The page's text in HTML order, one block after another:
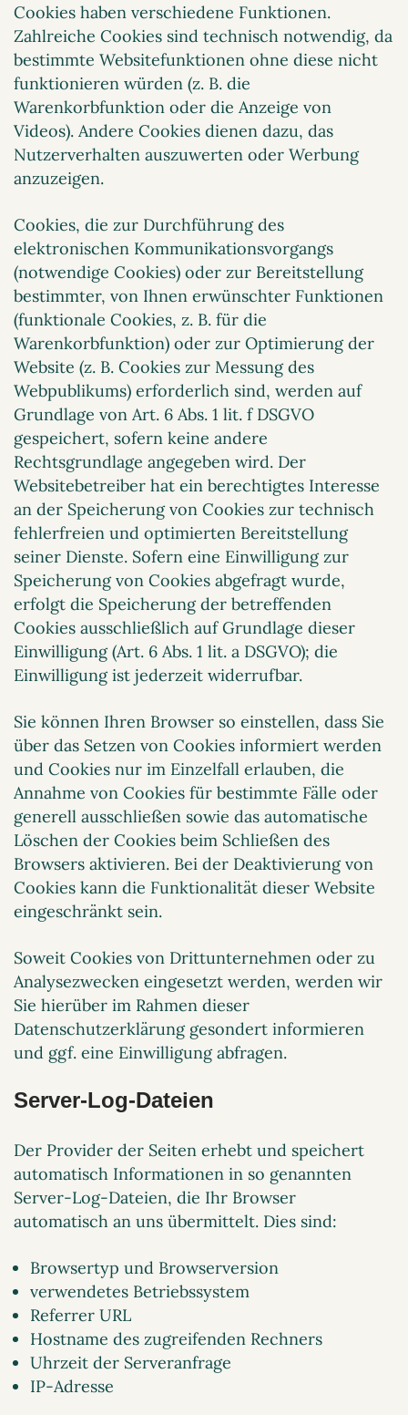
Cookies haben verschiedene Funktionen.
Zahlreiche Cookies sind technisch notwendig, da
bestimmte Websitefunktionen ohne diese nicht
funktionieren würden (z. B. die
Warenkorbfunktion oder die Anzeige von
Videos). Andere Cookies dienen dazu, das
Nutzerverhalten auszuwerten oder Werbung
anzuzeigen.
Cookies, die zur Durchführung des
elektronischen Kommunikationsvorgangs
(notwendige Cookies) oder zur Bereitstellung
bestimmter, von Ihnen erwünschter Funktionen
(funktionale Cookies, z. B. für die
Warenkorbfunktion) oder zur Optimierung der
Website (z. B. Cookies zur Messung des
Webpublikums) erforderlich sind, werden auf
Grundlage von Art. 6 Abs. 1 lit. f DSGVO
gespeichert, sofern keine andere
Rechtsgrundlage angegeben wird. Der
Websitebetreiber hat ein berechtigtes Interesse
an der Speicherung von Cookies zur technisch
fehlerfreien und optimierten Bereitstellung
seiner Dienste. Sofern eine Einwilligung zur
Speicherung von Cookies abgefragt wurde,
erfolgt die Speicherung der betreffenden
Cookies ausschließlich auf Grundlage dieser
Einwilligung (Art. 6 Abs. 1 lit. a DSGVO); die
Einwilligung ist jederzeit widerrufbar.
Sie können Ihren Browser so einstellen, dass Sie
über das Setzen von Cookies informiert werden
und Cookies nur im Einzelfall erlauben, die
Annahme von Cookies für bestimmte Fälle oder
generell ausschließen sowie das automatische
Löschen der Cookies beim Schließen des
Browsers aktivieren. Bei der Deaktivierung von
Cookies kann die Funktionalität dieser Website
eingeschränkt sein.
Soweit Cookies von Drittunternehmen oder zu
Analysezwecken eingesetzt werden, werden wir
Sie hierüber im Rahmen dieser
Datenschutzerklärung gesondert informieren
und ggf. eine Einwilligung abfragen.
Server-Log-Dateien
Der Provider der Seiten erhebt und speichert
automatisch Informationen in so genannten
Server-Log-Dateien, die Ihr Browser
automatisch an uns übermittelt. Dies sind:
Browsertyp und Browserversion
verwendetes Betriebssystem
Referrer URL
Hostname des zugreifenden Rechners
Uhrzeit der Serveranfrage
IP-Adresse